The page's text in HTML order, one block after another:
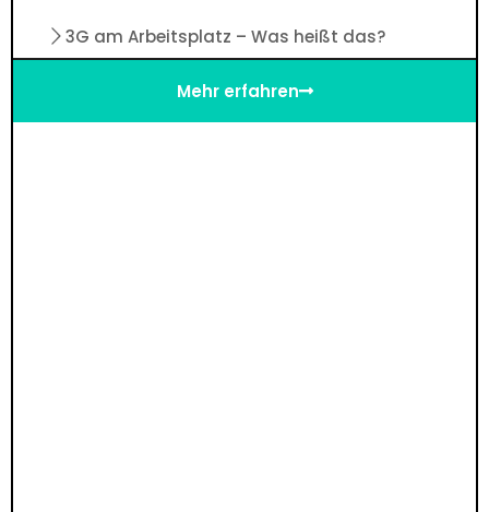
3G am Arbeitsplatz – Was heißt das?
Mehr erfahren